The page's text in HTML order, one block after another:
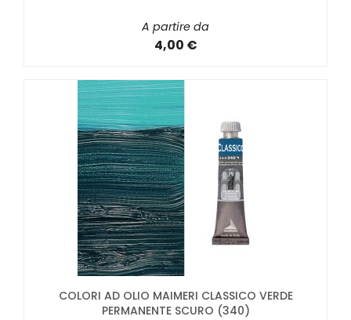
A partire da
4,00 €
COLORI AD OLIO MAIMERI CLASSICO VERDE
PERMANENTE SCURO (340)